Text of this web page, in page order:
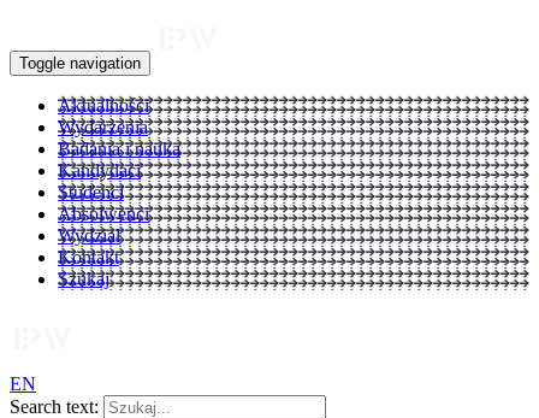
Toggle navigation
Aktualności
Wydarzenia
Badania i nauka
Kandydaci
Studenci
Absolwenci
Wydział
Kontakt
Szukaj
EN
Search text: